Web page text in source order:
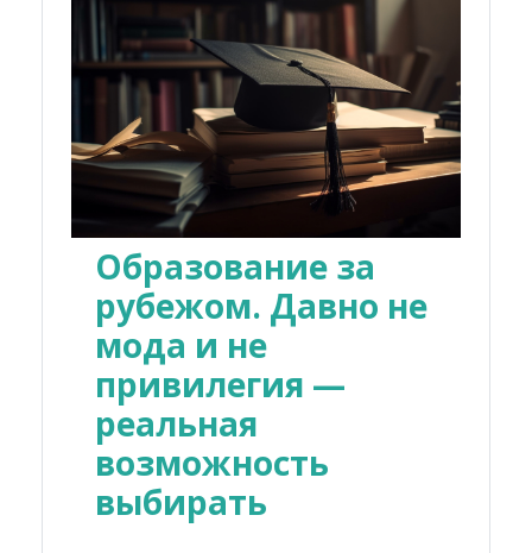
Образование за
рубежом. Давно не
мода и не
привилегия —
реальная
возможность
выбирать